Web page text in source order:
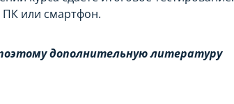
ПК или смартфон.
дополнительную литературу